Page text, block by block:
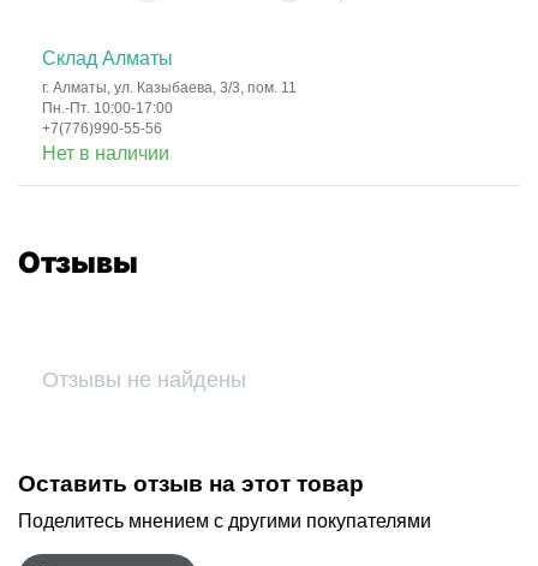
Склад Алматы
г. Алматы, ул. Казыбаева, 3/3, пом. 11
Пн.-Пт. 10:00-17:00
+7(776)990-55-56
Нет в наличии
Отзывы
Отзывы не найдены
Оставить отзыв на этот товар
Поделитесь мнением с другими покупателями